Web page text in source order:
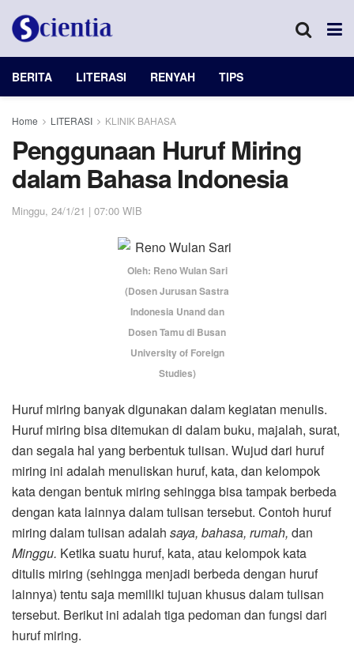
BERITA LITERASI RENYAH TIPS
Home LITERASI KLINIK BAHASA
Penggunaan Huruf Miring
dalam Bahasa Indonesia
Minggu, 24/1/21 | 07:00 WIB
Oleh: Reno Wulan Sari
(Dosen Jurusan Sastra
Indonesia Unand dan
Dosen Tamu di Busan
University of Foreign
Studies)
Huruf miring banyak digunakan dalam kegiatan menulis.
Huruf miring bisa ditemukan di dalam buku, majalah, surat,
dan segala hal yang berbentuk tulisan. Wujud dari huruf
miring ini adalah menuliskan huruf, kata, dan kelompok
kata dengan bentuk miring sehingga bisa tampak berbeda
dengan kata lainnya dalam tulisan tersebut. Contoh huruf
miring dalam tulisan adalah saya, bahasa, rumah, dan
Minggu. Ketika suatu huruf, kata, atau kelompok kata
ditulis miring (sehingga menjadi berbeda dengan huruf
lainnya) tentu saja memiliki tujuan khusus dalam tulisan
tersebut. Berikut ini adalah tiga pedoman dan fungsi dari
huruf miring.